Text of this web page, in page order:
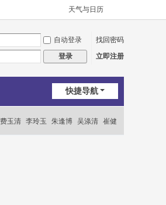
天气与日历
自动登录
找回密码
登录 立即注册
快捷导航
费玉清 李玲玉 朱逢博 吴涤清 崔健